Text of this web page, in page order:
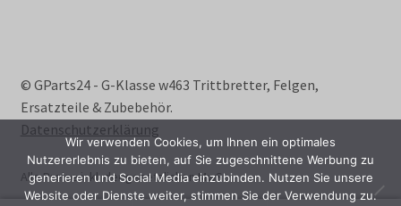
© GParts24 - G-Klasse w463 Trittbretter, Felgen,
Ersatzteile & Zubebehör.
Datenschutzerklärung
Alle Preise inkl. der gesetzlichen MwSt.
Wir verwenden Cookies, um Ihnen ein optimales
Nutzererlebnis zu bieten, auf Sie zugeschnittene Werbung zu
generieren und Social Media einzubinden. Nutzen Sie unsere
Website oder Dienste weiter, stimmen Sie der Verwendung zu.